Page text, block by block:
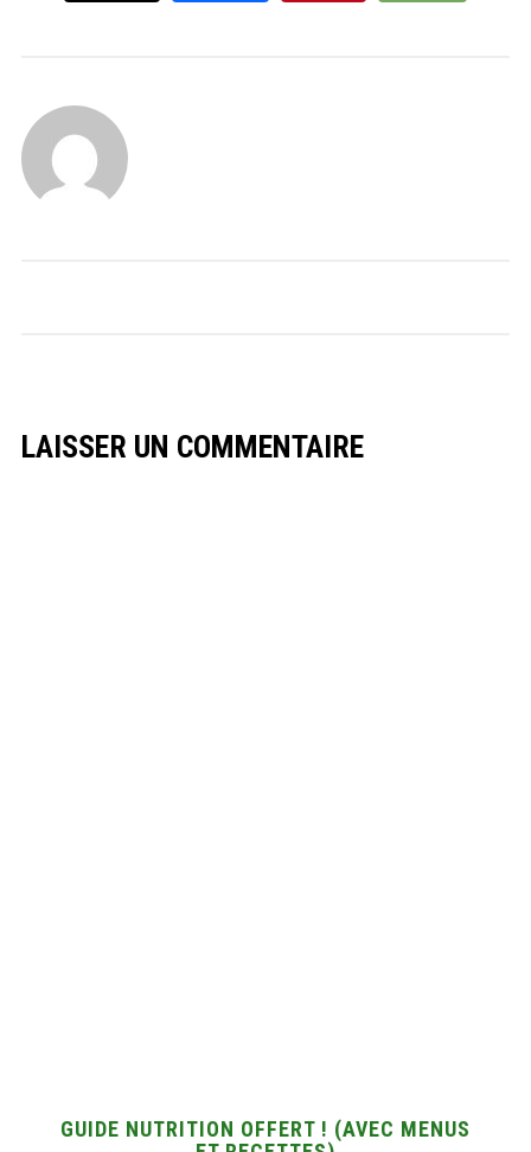
LAISSER UN COMMENTAIRE
GUIDE NUTRITION OFFERT ! (AVEC MENUS